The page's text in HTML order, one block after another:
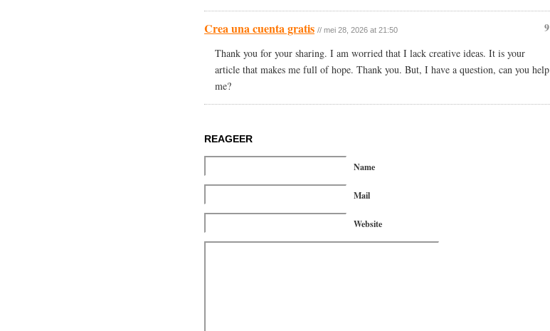
9
Crea una cuenta gratis // mei 28, 2026 at 21:50
Thank you for your sharing. I am worried that I lack creative ideas. It is your
article that makes me full of hope. Thank you. But, I have a question, can you help
me?
REAGEER
Name
Mail
Website